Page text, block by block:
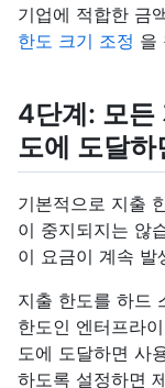
기업에 적합한 금
한도 크기 조정 을
4단계: 모든
도에 도달
기본적으로 지출
이 중지되지는 않
이 요금이 계속 발
지출 한도를 하드
한도인 엔터프라
도에 도달하면 사
하도록 설정하면